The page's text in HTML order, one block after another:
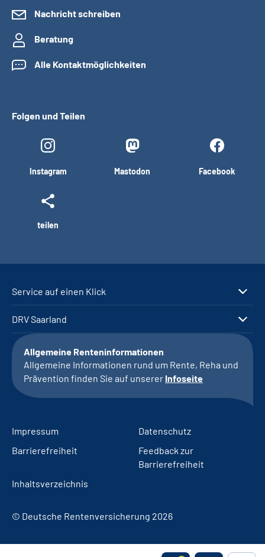
Nachricht schreiben
Beratung
Alle Kontaktmöglichkeiten
Folgen und Teilen
Instagram Mastodon Facebook
teilen
Service auf einen Klick
DRV Saarland
Allgemeine Renteninformationen
Allgemeine Informationen rund um Rente, Reha und
Prävention finden Sie auf unserer Infoseite
Impressum
Datenschutz
Barrierefreiheit
Feedback zur
Barrierefreiheit
Inhaltsverzeichnis
© Deutsche Rentenversicherung 2026